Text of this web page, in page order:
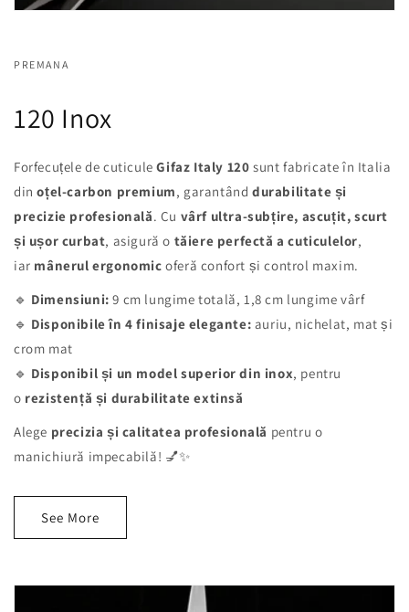
PREMANA
120 Inox
Forfecuțele de cuticuleGifaz Italy 120 sunt fabricate în Italia
dinoțel-carbon premium, garantânddurabilitate și
precizie profesională. Cu vârf ultra-subțire, ascuțit, scurt
și ușor curbat, asigură o tăiere perfectă a cuticulelor,
iar mânerul ergonomic oferă confort și control maxim.
🔹 Dimensiuni: 9 cm lungime totală, 1,8 cm lungime vârf
🔹 Disponibile în 4 finisaje elegante: auriu, nichelat, mat și
crom mat
🔹 Disponibil și un model superior din inox, pentru
o rezistență și durabilitate extinsă
Alege precizia și calitatea profesională pentru o
manichiură impecabilă! 💅✨
See More